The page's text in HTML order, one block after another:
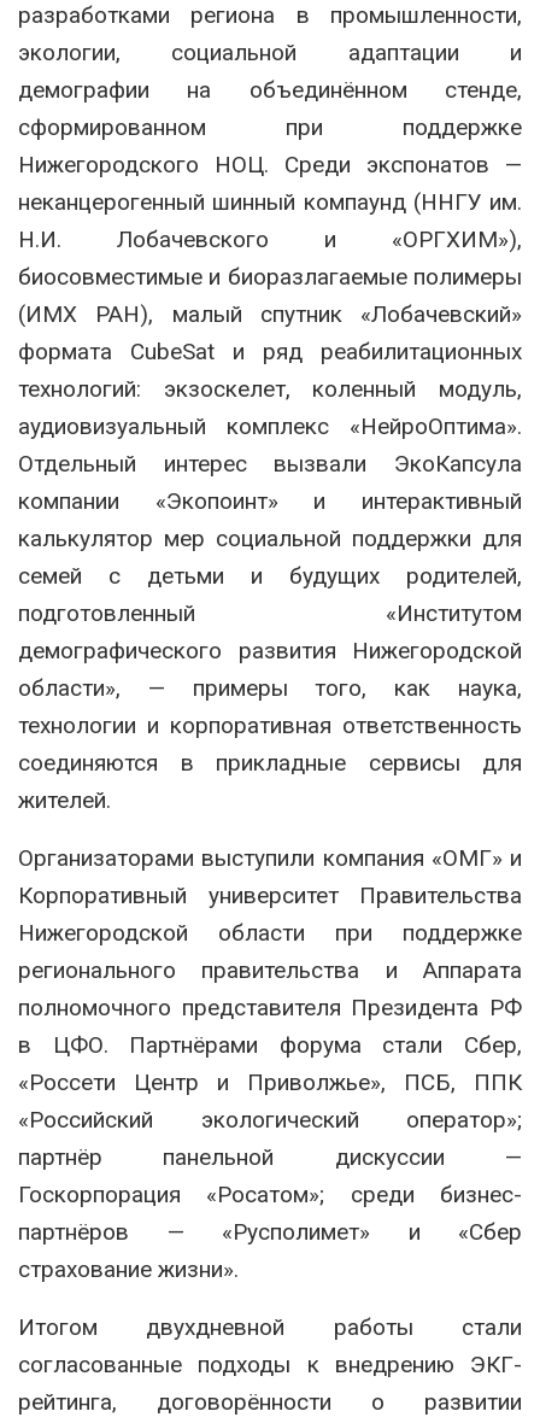
разработками региона в промышленности,
экологии, социальной адаптации и
демографии на объединённом стенде,
сформированном при поддержке
Нижегородского НОЦ. Среди экспонатов —
неканцерогенный шинный компаунд (ННГУ им.
Н.И. Лобачевского и «ОРГХИМ»),
биосовместимые и биоразлагаемые полимеры
(ИМХ РАН), малый спутник «Лобачевский»
формата CubeSat и ряд реабилитационных
технологий: экзоскелет, коленный модуль,
аудиовизуальный комплекс «НейроОптима».
Отдельный интерес вызвали ЭкоКапсула
компании «Экопоинт» и интерактивный
калькулятор мер социальной поддержки для
семей с детьми и будущих родителей,
подготовленный «Институтом
демографического развития Нижегородской
области», — примеры того, как наука,
технологии и корпоративная ответственность
соединяются в прикладные сервисы для
жителей.
Организаторами выступили компания «ОМГ» и
Корпоративный университет Правительства
Нижегородской области при поддержке
регионального правительства и Аппарата
полномочного представителя Президента РФ
в ЦФО. Партнёрами форума стали Сбер,
«Россети Центр и Приволжье», ПСБ, ППК
«Российский экологический оператор»;
партнёр панельной дискуссии —
Госкорпорация «Росатом»; среди бизнес-
партнёров — «Русполимет» и «Сбер
страхование жизни».
Итогом двухдневной работы стали
согласованные подходы к внедрению ЭКГ-
рейтинга, договорённости о развитии